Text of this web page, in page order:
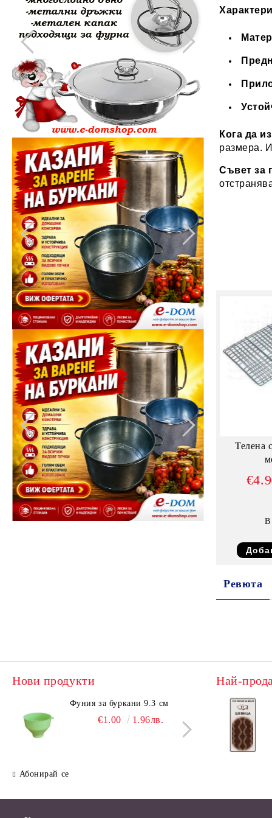
Кога да
размера.
Съвет за
Телена
В
Ревюта
Нови продукти
Фуния за буркани 9.3 см
€1.00 1.96лв.
Абонирай се
Най-